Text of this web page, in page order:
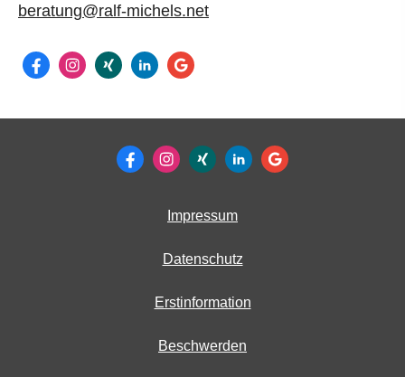
beratung@ralf-michels.net
Impressum
Datenschutz
Erstinformation
Beschwerden